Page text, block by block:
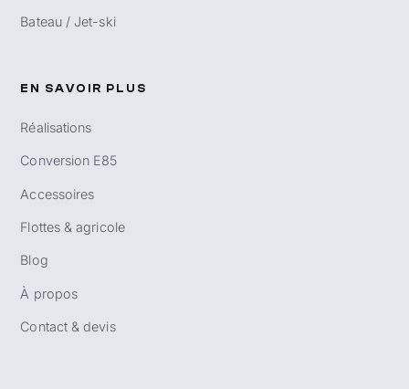
Bateau / Jet-ski
EN SAVOIR PLUS
Réalisations
Conversion E85
Accessoires
Flottes & agricole
Blog
À propos
Contact & devis